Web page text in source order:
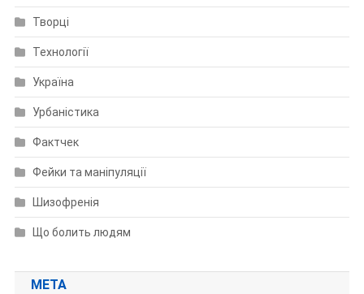
Творці
Технології
Україна
Урбаністика
Фактчек
Фейки та маніпуляції
Шизофренія
Що болить людям
МЕТА